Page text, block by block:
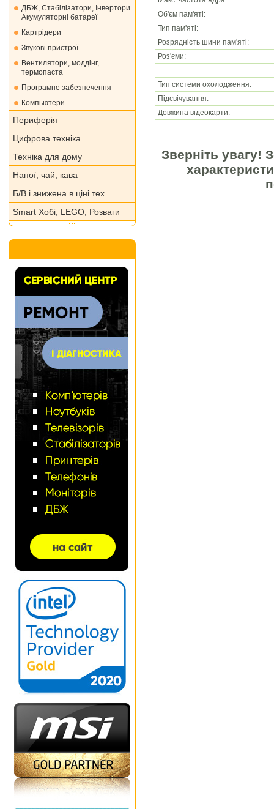
ДБЖ, Стабілізатори, Інвертори.
Акумуляторні батареї
Картрідери
Звукові пристрої
Вентилятори, моддінг,
термопаста
Програмне забезпечення
Компьютери
Периферія
Цифрова техніка
Техніка для дому
Напої, чай, кава
Б/В і знижена в ціні тех.
Smart Хобі, LEGO, Розваги
Об'єм пам'яті:
Тип пам'яті:
Розрядність шини пам'яті:
Роз'єми:
Тип системи охолодження:
Підсвічування:
Довжина відеокарти:
Зверніть увагу!